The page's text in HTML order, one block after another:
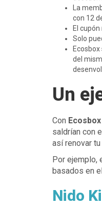
La
con 12
El
Solo
del
Un
Con
saldrían con
así renovar
Por ejemplo,
basados en
Nido